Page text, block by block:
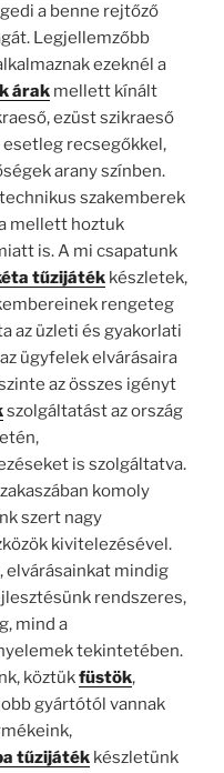
a benne rejtőző
Legjellemzőbb
ezeknél a
árakmellett kínált
ezüst szikraeső
recsegőkkel,
arany színben.
szakemberek
mellett hoztuk
is. A mi csapatunk
tűzijáték készletek,
rengeteg
az üzleti és gyakorlati
ügyfelek elvárásaira
az összes igényt
szolgáltatást az ország
is szolgáltatva.
komoly
szert nagy
kivitelezésével.
mindig
rendszeres,
mind a
tekintetében.
köztükfüstök,
gyártótól vannak
tűzijátékkészletünk